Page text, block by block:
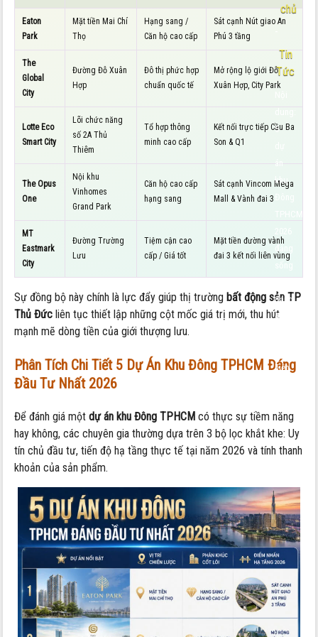
chủ
Tin
Tức
5
án
khu
đáng
đầu
hiện
Eaton
Park
Mặt tiền Mai Chí
Thọ
Hạng sang /
Căn hộ cao cấp
Sát cạnh Nút giao An
Phú 3 tầng
The
Global
City
Đường Đỗ Xuân
Hợp
Đô thị phức hợp
chuẩn quốc tế
Mở rộng lộ giới Đỗ
Xuân Hợp, City Park
Lotte Eco
Smart City
Lõi chức năng
số 2A Thủ
Thiêm
Tổ hợp thông
minh cao cấp
Kết nối trực tiếp Cầu Ba
Son & Q1
The Opus
One
Nội khu
Vinhomes
Grand Park
Căn hộ cao cấp
hạng sang
Sát cạnh Vincom Mega
Mall & Vành đai 3
MT
Eastmark
City
Đường Trường
Lưu
Tiệm cận cao
cấp / Giá tốt
Mặt tiền đường vành
đai 3 kết nối liên vùng
Sự đồng bộ này chính là lực đẩy giúp thị trường bất động sản TP
Thủ Đức liên tục thiết lập những cột mốc giá trị mới, thu hút
mạnh mẽ dòng tiền của giới thượng lưu.
Phân Tích Chi Tiết 5 Dự Án Khu Đông TPHCM Đáng
Đầu Tư Nhất 2026
Để đánh giá mộtdự án khu Đông TPHCM có thực sự tiềm năng
hay không, các chuyên gia thường dựa trên 3 bộ lọc khắt khe: Uy
tín chủ đầu tư, tiến độ hạ tầng thực tế tại năm 2026 và tính thanh
khoản của sản phẩm.